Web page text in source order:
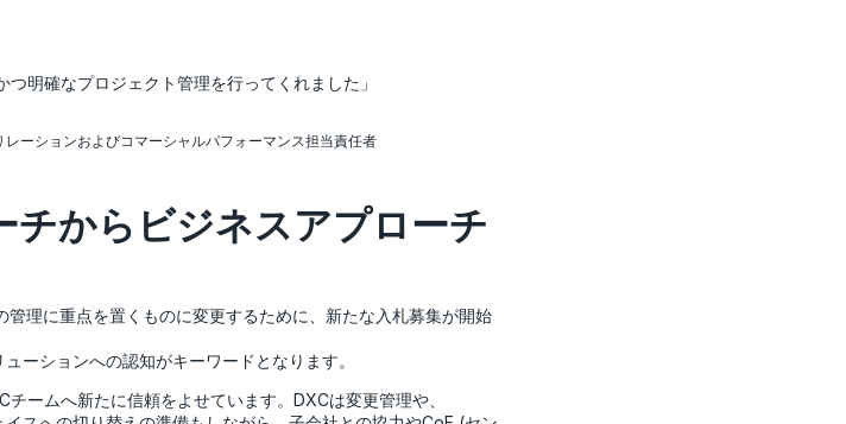
明確なプロジェクト管理を行ってくれました」
ーションおよびコマーシャルパフォーマンス担当責任者
チからビジネスアプローチ
理に重点を置くものに変更するために、新たな入札募集が開始
ーションへの認知がキーワードとなります。
ームへ新たに信頼をよせています。DXCは変更管理や、